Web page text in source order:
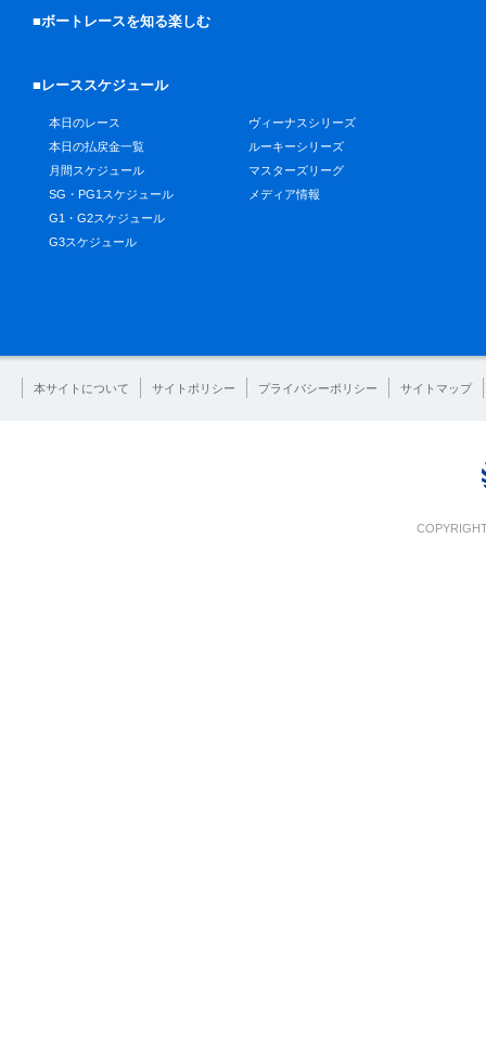
■ボートレースを知る楽しむ
■レーススケジュール
本日のレース
本日の払戻金一覧
月間スケジュール
SG・PG1スケジュール
G1・G2スケジュール
G3スケジュール
ヴィーナスシリーズ
ルーキーシリーズ
マスターズリーグ
メディア情報
本サイトについて サイトポリシー プライバシーポリシー サイトマップ